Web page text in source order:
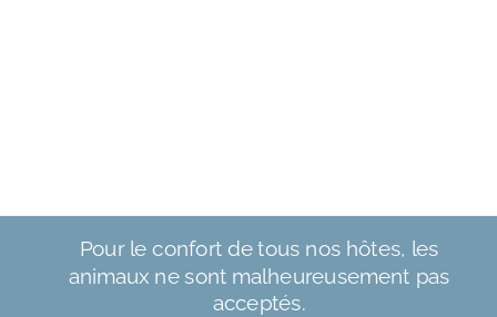
Pour le confort de tous nos hôtes, les
animaux ne sont malheureusement pas
acceptés.